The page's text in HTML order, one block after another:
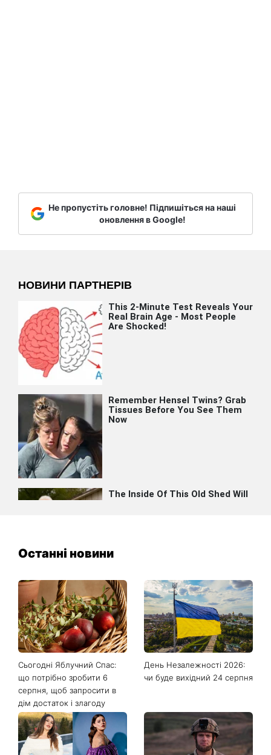
Не пропустіть головне! Підпишіться на наші
оновлення в Google!
Останні новини
Сьогодні Яблучний Спас:
що потрібно зробити 6
серпня, щоб запросити в
дім достаток і злагоду
День Незалежності 2026:
чи буде вихідний 24 серпня